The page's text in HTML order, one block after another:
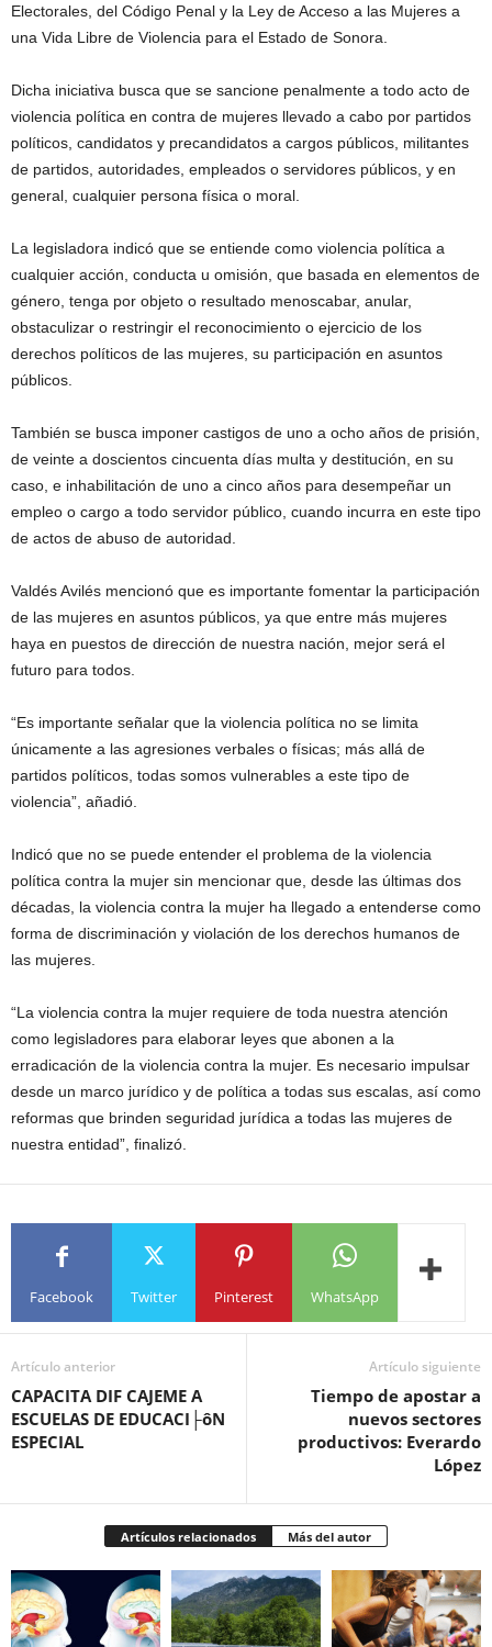
Electorales, del Código Penal y la Ley de Acceso a las Mujeres a
una Vida Libre de Violencia para el Estado de Sonora.
Dicha iniciativa busca que se sancione penalmente a todo acto de
violencia política en contra de mujeres llevado a cabo por partidos
políticos, candidatos y precandidatos a cargos públicos, militantes
de partidos, autoridades, empleados o servidores públicos, y en
general, cualquier persona física o moral.
La legisladora indicó que se entiende como violencia política a
cualquier acción, conducta u omisión, que basada en elementos de
género, tenga por objeto o resultado menoscabar, anular,
obstaculizar o restringir el reconocimiento o ejercicio de los
derechos políticos de las mujeres, su participación en asuntos
públicos.
También se busca imponer castigos de uno a ocho años de prisión,
de veinte a doscientos cincuenta días multa y destitución, en su
caso, e inhabilitación de uno a cinco años para desempeñar un
empleo o cargo a todo servidor público, cuando incurra en este tipo
de actos de abuso de autoridad.
Valdés Avilés mencionó que es importante fomentar la participación
de las mujeres en asuntos públicos, ya que entre más mujeres
haya en puestos de dirección de nuestra nación, mejor será el
futuro para todos.
“Es importante señalar que la violencia política no se limita
únicamente a las agresiones verbales o físicas; más allá de
partidos políticos, todas somos vulnerables a este tipo de
violencia”, añadió.
Indicó que no se puede entender el problema de la violencia
política contra la mujer sin mencionar que, desde las últimas dos
décadas, la violencia contra la mujer ha llegado a entenderse como
forma de discriminación y violación de los derechos humanos de
las mujeres.
“La violencia contra la mujer requiere de toda nuestra atención
como legisladores para elaborar leyes que abonen a la
erradicación de la violencia contra la mujer. Es necesario impulsar
desde un marco jurídico y de política a todas sus escalas, así como
reformas que brinden seguridad jurídica a todas las mujeres de
nuestra entidad”, finalizó.
Facebook Twitter Pinterest WhatsApp
Artículo anterior
CAPACITA DIF CAJEME A
ESCUELAS DE EDUCACI├ôN
ESPECIAL
Artículo siguiente
Tiempo de apostar a
nuevos sectores
productivos: Everardo
López
Artículos relacionados Más del autor